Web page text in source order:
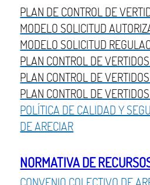
PLAN DE CONTROL DE
MODELO SOLICITUD
MODELO SOLICITUD
PLAN CONTROL DE
PLAN CONTROL DE
PLAN CONTROL DE
POLÍTICA DE CALIDAD Y
DE ARECIAR
NORMATIVA DE